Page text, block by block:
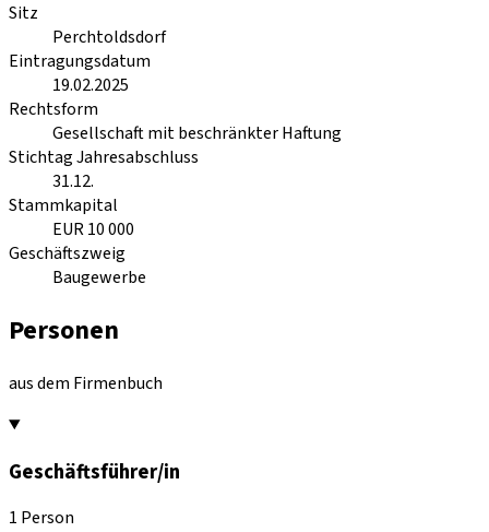
Sitz
Perchtoldsdorf
Eintragungsdatum
19.02.2025
Rechtsform
Gesellschaft mit beschränkter Haftung
Stichtag Jahresabschluss
31.12.
Stammkapital
EUR 10 000
Geschäftszweig
Baugewerbe
Personen
aus dem Firmenbuch
Geschäftsführer/in
1 Person